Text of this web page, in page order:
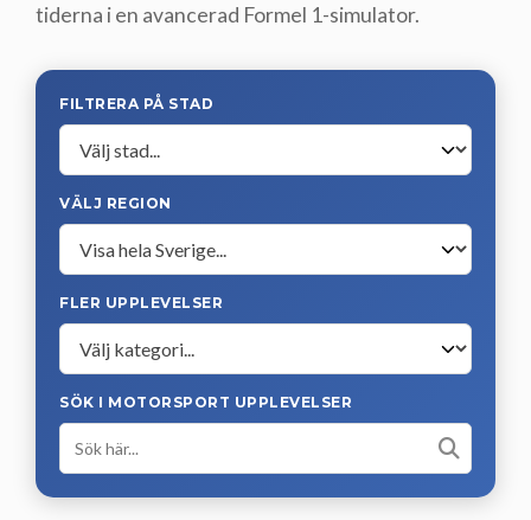
tiderna i en avancerad Formel 1-simulator.
FILTRERA PÅ STAD
VÄLJ REGION
FLER UPPLEVELSER
SÖK I MOTORSPORT UPPLEVELSER